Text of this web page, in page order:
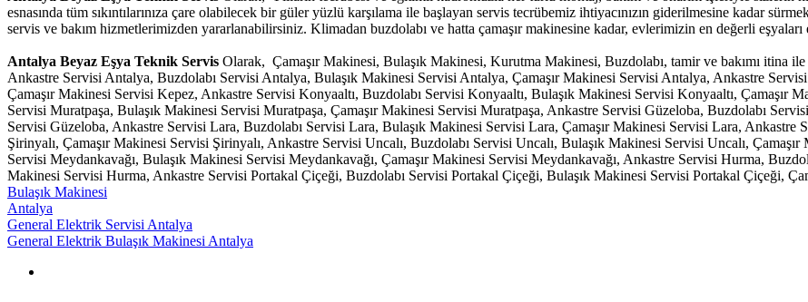
esnasında tüm sıkıntılarınıza çare olabilecek bir güler yüzlü karşılama ile başlayan servis tecrübemiz ihtiyacınızın giderilmesine kadar
servis ve bakım hizmetlerimizden yararlanabilirsiniz. Klimadan buzdolabı ve hatta çamaşır makinesine kadar, evlerimizin en değerli
Antalya Beyaz Eşya Teknik Servis Olarak, Çamaşır Makinesi, Bulaşık Makinesi, Kurutma Makinesi, Buzdolabı, tamir ve bakımı itina ile
Ankastre Servisi Antalya, Buzdolabı Servisi Antalya, Bulaşık Makinesi Servisi Antalya, Çamaşır Makinesi Servisi Antalya, Ankastre
Çamaşır Makinesi Servisi Kepez, Ankastre Servisi Konyaaltı, Buzdolabı Servisi Konyaaltı, Bulaşık Makinesi Servisi Konyaaltı, Çamaşır
Servisi Muratpaşa, Bulaşık Makinesi Servisi Muratpaşa, Çamaşır Makinesi Servisi Muratpaşa, Ankastre Servisi Güzeloba, Buzdolabı
Servisi Güzeloba, Ankastre Servisi Lara, Buzdolabı Servisi Lara, Bulaşık Makinesi Servisi Lara, Çamaşır Makinesi Servisi Lara, Ankastre
Şirinyalı, Çamaşır Makinesi Servisi Şirinyalı, Ankastre Servisi Uncalı, Buzdolabı Servisi Uncalı, Bulaşık Makinesi Servisi Uncalı,
Servisi Meydankavağı, Bulaşık Makinesi Servisi Meydankavağı, Çamaşır Makinesi Servisi Meydankavağı, Ankastre Servisi Hurma,
Makinesi Servisi Hurma, Ankastre Servisi Portakal Çiçeği, Buzdolabı Servisi Portakal Çiçeği, Bulaşık Makinesi Servisi Portakal Çiçeği,
Bulaşık Makinesi
Antalya
General Elektrik Servisi Antalya
General Elektrik Bulaşık Makinesi Antalya